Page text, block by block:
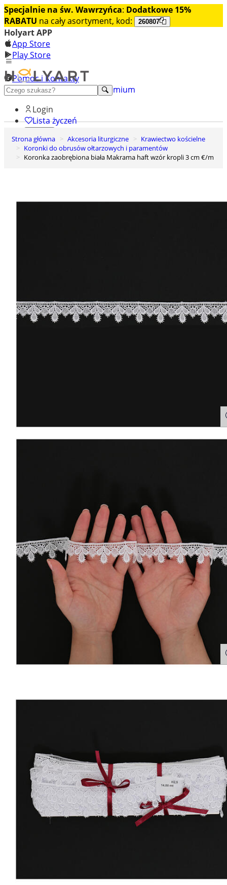
Specjalnie na św. Wawrzyńca: Dodatkowe 15%
RABATU na cały asortyment, kod: 260807
Holyart APP
App Store
Play Store
Pomoc i Kontakty
+48 222 922 860
Odkryj premium
Login
Lista życzeń
0
Koszyk
Strona główna Akcesoria liturgiczne
Krawiectwo kościelne
Koronki do obrusów ołtarzowych i paramentów
Koronka zaobrębiona biała Makrama haft wzór kropli 3 cm €/m